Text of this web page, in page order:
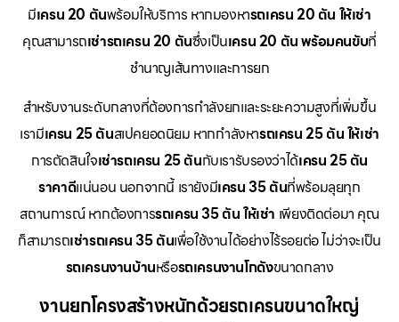
มีเครน 20 ตันพร้อมให้บริการ หากมองหารถเครน 20 ตัน ให้เช่า
คุณสามารถเช่ารถเครน 20 ตันซึ่งเป็นเครน 20 ตัน พร้อมคนขับที่
ชำนาญเส้นทางและการยก
สำหรับงานระดับกลางที่ต้องการกำลังยกและระยะความสูงที่เพิ่มขึ้น
เรามีเครน 25 ตันสเปคยอดนิยม หากกำลังหารถเครน 25 ตัน ให้เช่า
การตัดสินใจเช่ารถเครน 25 ตันกับเรารับรองว่าได้เครน 25 ตัน
ราคาดีแน่นอน นอกจากนี้ เรายังมีเครน 35 ตันที่พร้อมลุยทุก
สถานการณ์ หากต้องการรถเครน 35 ตัน ให้เช่า เพียงติดต่อมา คุณ
ก็สามารถเช่ารถเครน 35 ตันเพื่อใช้งานได้อย่างไร้รอยต่อ ไม่ว่าจะเป็น
รถเครนงานบ้านหรือรถเครนงานโกดังขนาดกลาง
งานยกโครงสร้างหนักด้วยรถเครนขนาดใหญ่